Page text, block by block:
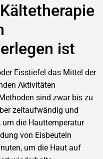
ist
Eisstiefel das Mittel der
Aktivitäten
sind zwar bis zu
zeitaufwändig und
um die Hauttemperatur
von Eisbeuteln
um die Haut auf